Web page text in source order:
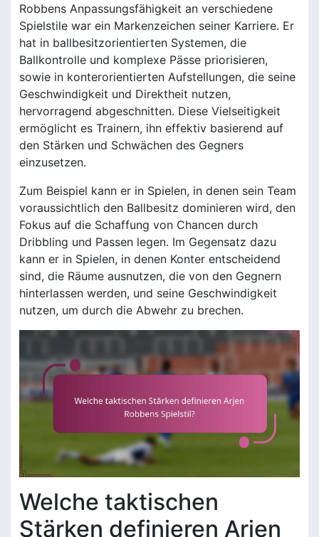
Robbens Anpassungsfähigkeit an verschiedene
Spielstile war ein Markenzeichen seiner Karriere. Er
hat in ballbesitzorientierten Systemen, die
Ballkontrolle und komplexe Pässe priorisieren,
sowie in konterorientierten Aufstellungen, die seine
Geschwindigkeit und Direktheit nutzen,
hervorragend abgeschnitten. Diese Vielseitigkeit
ermöglicht es Trainern, ihn effektiv basierend auf
den Stärken und Schwächen des Gegners
einzusetzen.
Zum Beispiel kann er in Spielen, in denen sein Team
voraussichtlich den Ballbesitz dominieren wird, den
Fokus auf die Schaffung von Chancen durch
Dribbling und Passen legen. Im Gegensatz dazu
kann er in Spielen, in denen Konter entscheidend
sind, die Räume ausnutzen, die von den Gegnern
hinterlassen werden, und seine Geschwindigkeit
nutzen, um durch die Abwehr zu brechen.
Welche taktischen
Stärken definieren Arjen